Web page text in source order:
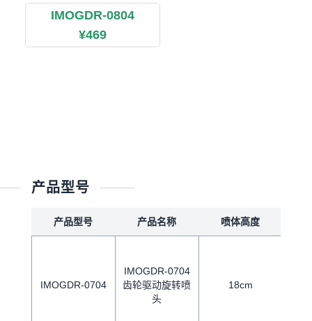
IMOGDR-0804
¥469
产品型号
产品型号 产品名称 喷体高度
IMOGDR-0704
IMOGDR-0704
齿轮驱动旋转喷
头
18cm